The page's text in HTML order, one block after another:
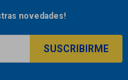
novedades!
SUSCRIBIRME